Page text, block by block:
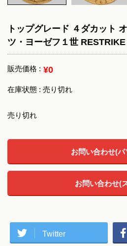
トップグレード ４ダカット
ツ・ヨーゼフ１世
販売価格 : ¥0
在庫状態 : 売り切れ
売り切れ
お問い合わせ(パ
お問い合わせ(
Twitter